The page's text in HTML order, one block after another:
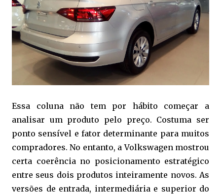
Essa coluna não tem por hábito começar a
analisar um produto pelo preço. Costuma ser
ponto sensível e fator determinante para muitos
compradores. No entanto, a Volkswagen mostrou
certa coerência no posicionamento estratégico
entre seus dois produtos inteiramente novos. As
versões de entrada, intermediária e superior do